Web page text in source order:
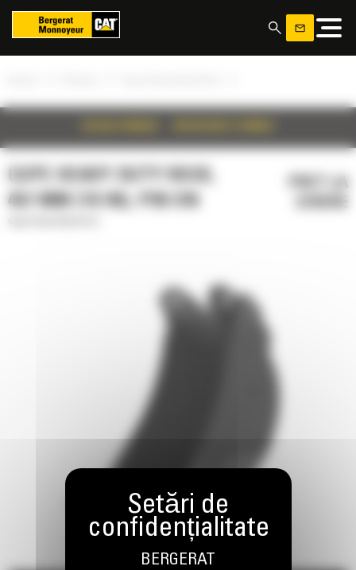
CUPE HEAVY DUTY ROCK,
457 MM (18 IN), PIN ON
Panoul de gestionare a panourilor cookie
BERGERAT